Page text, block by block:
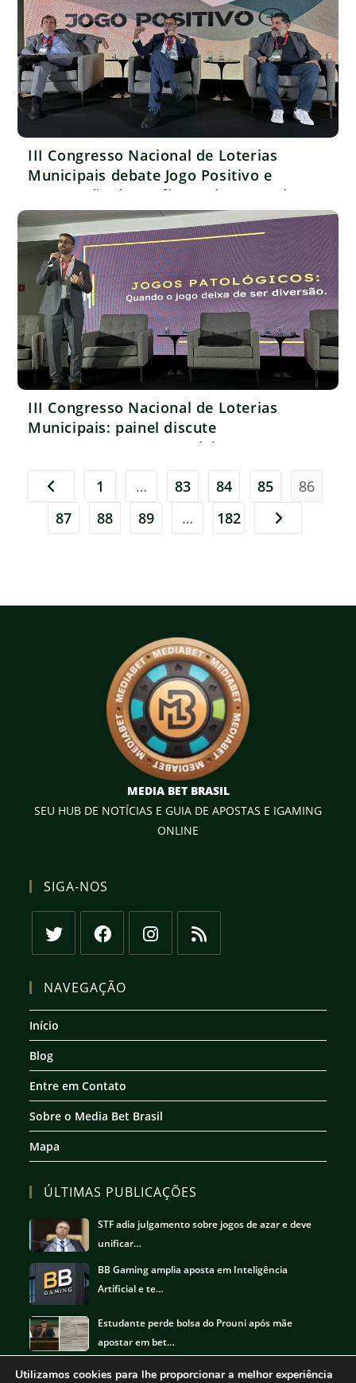
III Congresso Nacional de Loterias
Municipais debate Jogo Positivo e
construção da confiança do mercado em
quarto painel
III Congresso Nacional de Loterias
Municipais: painel discute
comportamento compulsivo e
Ir para a página anterior
1 … 83 84 85
86
87
88 89 … 182 Ir para a
MEDIA BET BRASIL
SEU HUB DE NOTÍCIAS E GUIA DE APOSTAS E IGAMING
ONLINE
SIGA-NOS
em
nova
aba
em
aba
aba
aba
NAVEGAÇÃO
Início
Blog
Entre em Contato
Sobre o Media Bet Brasil
Mapa
ÚLTIMAS PUBLICAÇÕES
STF adia julgamento sobre jogos de azar e deve
unificar…
BB Gaming amplia aposta em Inteligência
Artificial e te…
Estudante perde bolsa do Prouni após mãe
apostar em bet…
Utilizamos cookies para lhe proporcionar a melhor experiência